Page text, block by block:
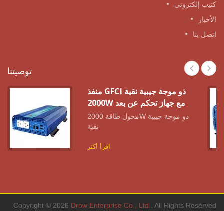
كتيب إلكتروني
الأخبار
اتصل بنا
توصيتنا
منفذ GFCI ذو موجة جيبية نقية
2000W مع جهاز تحكم عن بعد
محول طاقة 2000W ذو موجة جيبية
نقية
اقرأ أكثر
Copyright © 2026Drow Enterprise Co., Ltd.. All Rights Reserved.